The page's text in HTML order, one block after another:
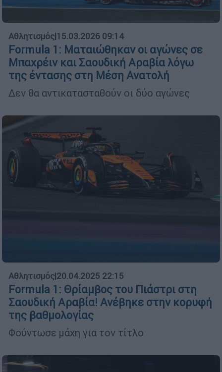
Αθλητισμός|15.03.2026 09:14
Formula 1: Ματαιώθηκαν οι αγώνες σε
Μπαχρέιν και Σαουδική Αραβία λόγω
της έντασης στη Μέση Ανατολή
Δεν θα αντικατασταθούν οι δύο αγώνες
Αθλητισμός|20.04.2025 22:15
Formula 1: Θρίαμβος του Πιάστρι στη
Σαουδική Αραβία! Ανέβηκε στην κορυφή
της βαθμολογίας
Φούντωσε μάχη για τον τίτλο